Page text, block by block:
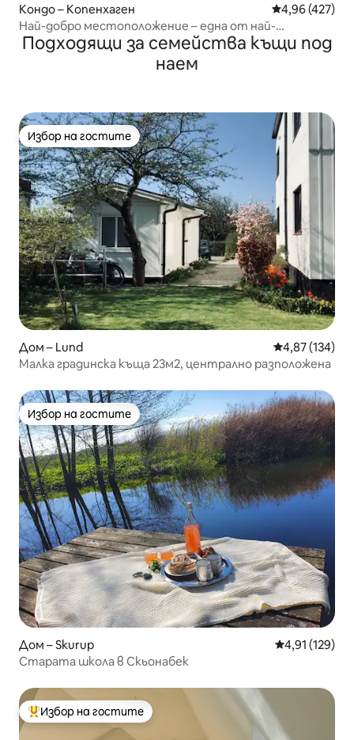
Кондо – Копенхаген Средна
4,96 (427)
Най-добро местоположение – една от най-
големите бани в Копенхаген
Подходящи за семейства къщи под
наем
Избор на гостите
Избор на гостите
Дом – Lund Средна
4,87 (134)
Малка градинска къща 23м2, централно разположена
Избор на гостите
Избор на гостите
Дом – Skurup Средна
4,91 (129)
Старата школа в Скьонабек
Най-популярен избор на гостите
Избор на гостите